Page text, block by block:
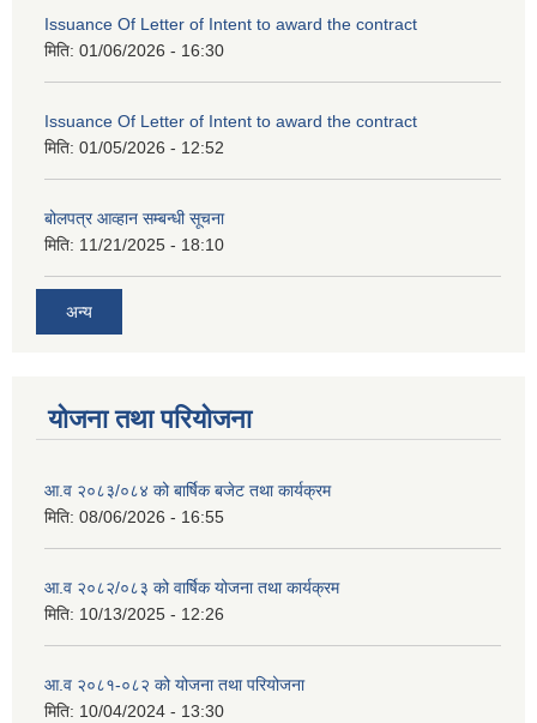
Issuance Of Letter of Intent to award the contract
मिति: 01/06/2026 - 16:30
Issuance Of Letter of Intent to award the contract
मिति: 01/05/2026 - 12:52
बोलपत्र आव्हान सम्बन्धी सूचना
मिति: 11/21/2025 - 18:10
अन्य
योजना तथा परियोजना
आ.व २०८३/०८४ को बार्षिक बजेट तथा कार्यक्रम
मिति: 08/06/2026 - 16:55
आ.व २०८२/०८३ को वार्षिक योजना तथा कार्यक्रम
मिति: 10/13/2025 - 12:26
आ.व २०८१-०८२ को योजना तथा परियोजना
मिति: 10/04/2024 - 13:30